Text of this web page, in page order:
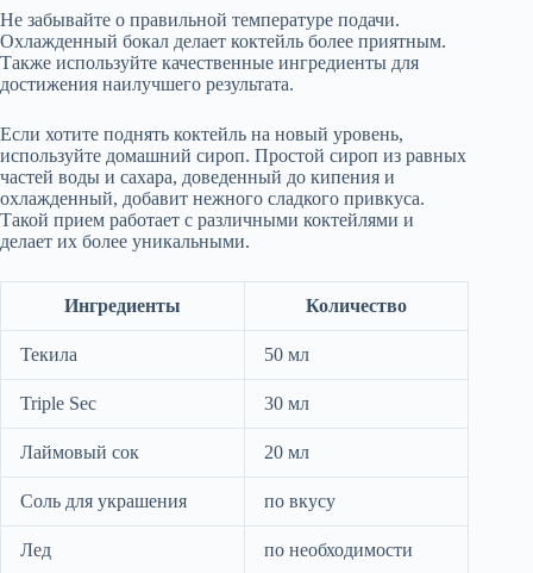
Не забывайте о правильной температуре подачи.
Охлажденный бокал делает коктейль более приятным.
Также используйте качественные ингредиенты для
достижения наилучшего результата.
Если хотите поднять коктейль на новый уровень,
используйте домашний сироп. Простой сироп из равных
частей воды и сахара, доведенный до кипения и
охлажденный, добавит нежного сладкого привкуса.
Такой прием работает с различными коктейлями и
делает их более уникальными.
Ингредиенты Количество
Текила 50 мл
Triple Sec 30 мл
Лаймовый сок 20 мл
Соль для украшения по вкусу
Лед
по необходимости